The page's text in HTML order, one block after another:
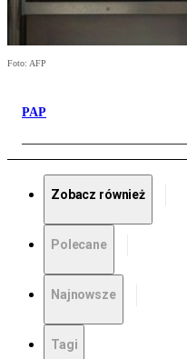
Foto: AFP
PAP
Zobacz również
Polecane
Najnowsze
Tagi